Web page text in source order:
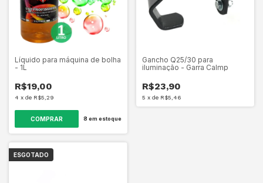
Líquido para máquina de bolha
- 1L
R$19,00
4 x de R$5,29
8 em estoque
Gancho Q25/30 para
iluminação - Garra Calmp
R$23,90
5 x de R$5,46
ESGOTADO